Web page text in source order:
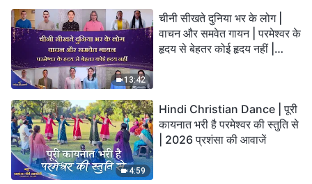
13:42
चीनी सीखते दुनिया भर के लोग |
वाचन और समवेत गायन | परमेश्वर के
हृदय से बेहतर कोई हृदय नहीं |
4:59
Hindi Christian Dance | पूरी
कायनात भरी है परमेश्वर की स्तुति से
| 2026 प्रशंसा की आवाजें